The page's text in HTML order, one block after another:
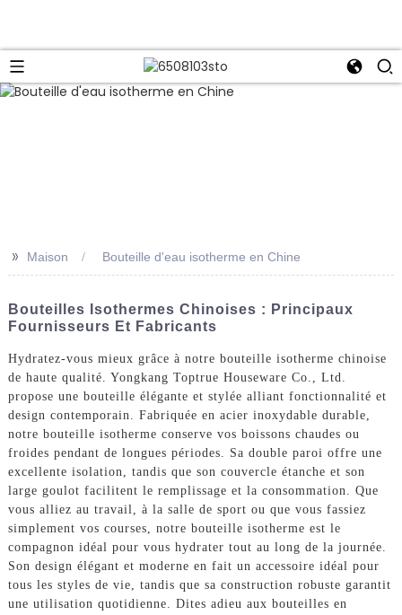
>> Maison Bouteille d'eau isotherme en Chine
Bouteilles Isothermes Chinoises : Principaux
Fournisseurs Et Fabricants
Hydratez-vous mieux grâce à notre bouteille isotherme chinoise
de haute qualité. Yongkang Toptrue Houseware Co., Ltd.
propose une bouteille élégante et stylée alliant fonctionnalité et
design contemporain. Fabriquée en acier inoxydable durable,
notre bouteille isotherme conserve vos boissons chaudes ou
froides pendant de longues périodes. Sa double paroi offre une
excellente isolation, tandis que son couvercle étanche et son
large goulot facilitent le remplissage et la consommation. Que
vous alliez au travail, à la salle de sport ou que vous fassiez
simplement vos courses, notre bouteille isotherme est le
compagnon idéal pour vous hydrater tout au long de la journée.
Son design élégant et moderne en fait un accessoire idéal pour
tous les styles de vie, tandis que sa construction robuste garantit
une utilisation quotidienne. Dites adieu aux bouteilles en